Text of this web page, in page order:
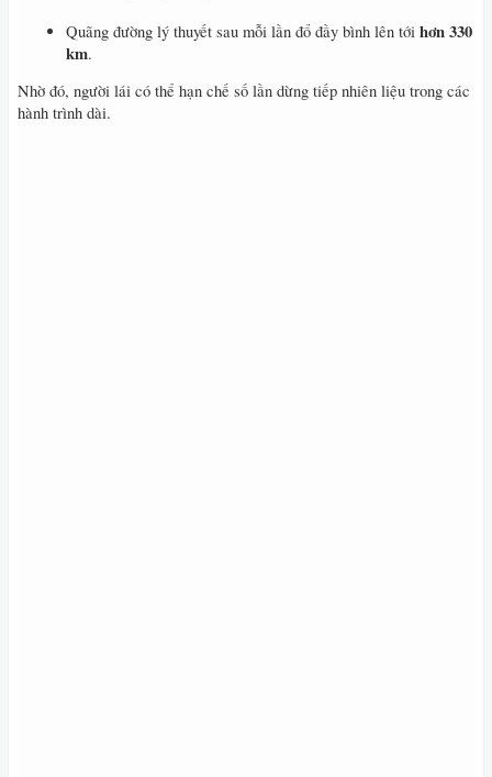
Quãng đường lý thuyết sau mỗi lần đổ đầy bình lên tới hơn 330
km.
Nhờ đó, người lái có thể hạn chế số lần dừng tiếp nhiên liệu trong các
hành trình dài.